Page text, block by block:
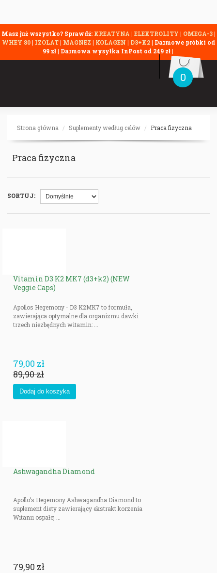
Masz już wszystko? Sprawdź: KREATYNA | ELEKTROLITY | OMEGA-3|
WHEY 80| IZOLAT| MAGNEZ | KOLAGEN | D3+K2| Darmowe próbki od
99 zł | Darmowa wysyłka InPost od 249 zł |
0
Strona główna Suplementy według celów Praca fizyczna
Praca fizyczna
SORTUJ:
Vitamin D3 K2 MK7 (d3+k2) (NEW
Veggie Caps)
Apollos Hegemony - D3 K2MK7 to formuła,
zawierająca optymalne dla organizmu dawki
trzech niezbędnych witamin: ...
79,00 zł
89,90 zł
Ashwagandha Diamond
Apollo’s Hegemony Ashwagandha Diamond to
suplement diety zawierający ekstrakt korzenia
Witanii ospałej ...
79,90 zł